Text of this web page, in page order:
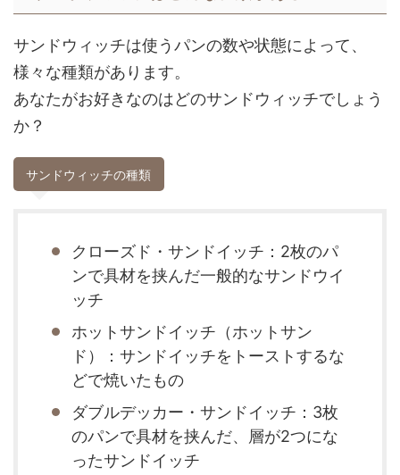
サンドウィッチは使うパンの数や状態によって、
様々な種類があります。
あなたがお好きなのはどのサンドウィッチでしょう
か？
サンドウィッチの種類
クローズド・サンドイッチ：2枚のパ
ンで具材を挟んだ一般的なサンドウイ
ッチ
ホットサンドイッチ（ホットサン
ド）：サンドイッチをトーストするな
どで焼いたもの
ダブルデッカー・サンドイッチ：3枚
のパンで具材を挟んだ、層が2つにな
ったサンドイッチ